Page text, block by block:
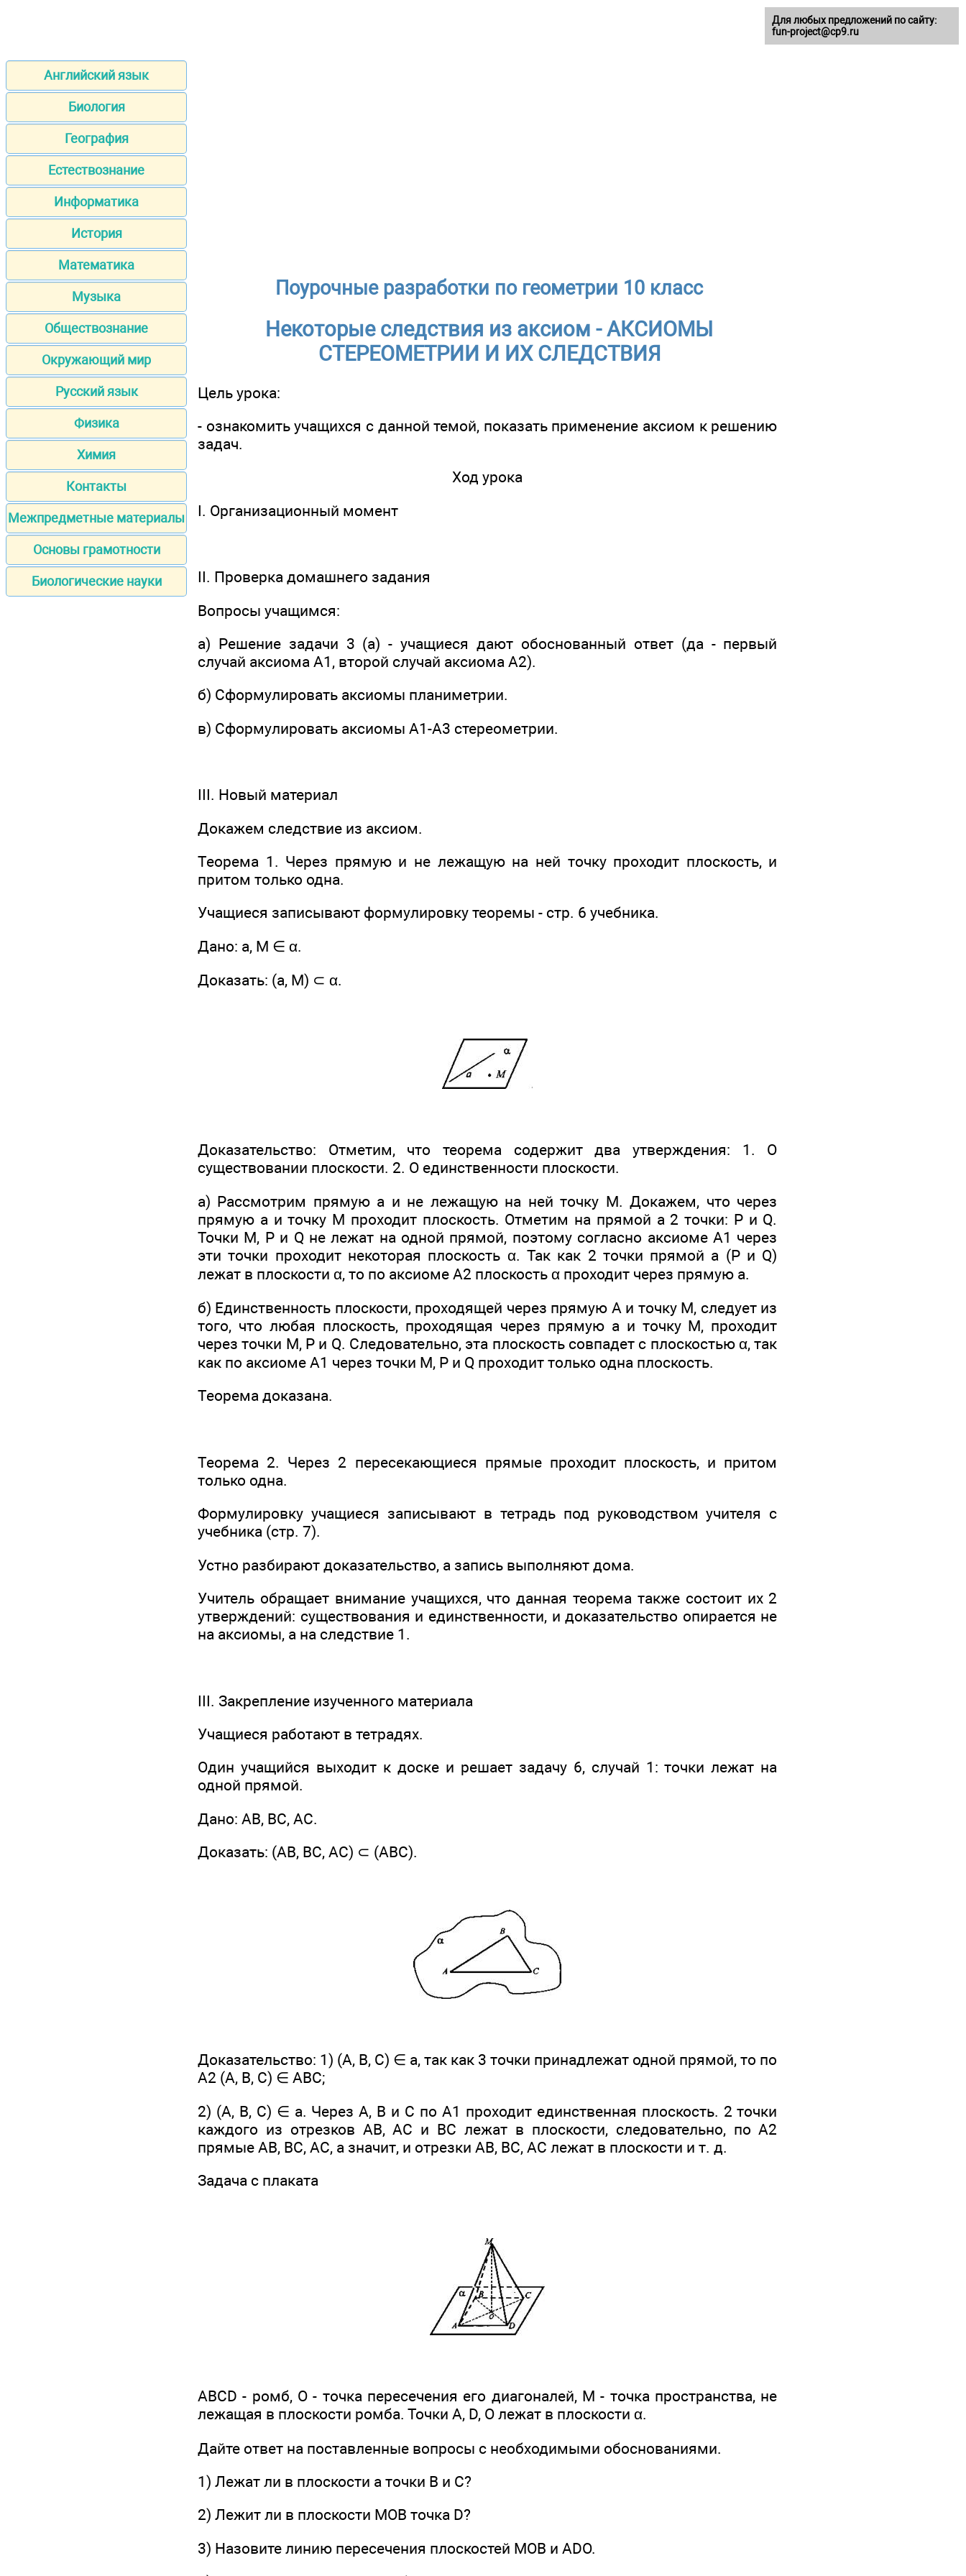
Английский язык
Биология
География
Естествознание
Информатика
История
Математика
Музыка
Обществознание
Окружающий мир
Русский язык
Физика
Химия
Контакты
Межпредметные материалы
Основы грамотности
Биологические науки
Поурочные разработки по геометрии 10 класс
Некоторые следствия из аксиом - АКСИОМЫ
СТЕРЕОМЕТРИИ И ИХ СЛЕДСТВИЯ
Цель урока:
- ознакомить учащихся с данной темой, показать применение аксиом к решению
задач.
Ход урока
I. Организационный момент
II. Проверка домашнего задания
Вопросы учащимся:
а) Решение задачи 3 (a) - учащиеся дают обоснованный ответ (да - первый
случай аксиома А1, второй случай аксиома А2).
б) Сформулировать аксиомы планиметрии.
в) Сформулировать аксиомы A1-A3 стереометрии.
III. Новый материал
Докажем следствие из аксиом.
Теорема 1. Через прямую и не лежащую на ней точку проходит плоскость, и
притом только одна.
Учащиеся записывают формулировку теоремы - стр. 6 учебника.
Дано: а, М ∈ α.
Доказать: (а, М) ⊂ α.
Доказательство: Отметим, что теорема содержит два утверждения: 1. О
существовании плоскости. 2. О единственности плоскости.
а) Рассмотрим прямую а и не лежащую на ней точку М. Докажем, что через
прямую а и точку М проходит плоскость. Отметим на прямой а 2 точки: P и Q.
Точки М, Р и Q не лежат на одной прямой, поэтому согласно аксиоме A1 через
эти точки проходит некоторая плоскость α. Так как 2 точки прямой а (Р и Q)
лежат в плоскости α, то по аксиоме А2 плоскость α проходит через прямую а.
б) Единственность плоскости, проходящей через прямую А и точку М, следует из
того, что любая плоскость, проходящая через прямую а и точку М, проходит
через точки М, Р и Q. Следовательно, эта плоскость совпадет с плоскостью α, так
как по аксиоме А1 через точки М, P и Q проходит только одна плоскость.
Теорема доказана.
Теорема 2. Через 2 пересекающиеся прямые проходит плоскость, и притом
только одна.
Формулировку учащиеся записывают в тетрадь под руководством учителя с
учебника (стр. 7).
Устно разбирают доказательство, а запись выполняют дома.
Учитель обращает внимание учащихся, что данная теорема также состоит их 2
утверждений: существования и единственности, и доказательство опирается не
на аксиомы, а на следствие 1.
III. Закрепление изученного материала
Учащиеся работают в тетрадях.
Один учащийся выходит к доске и решает задачу 6, случай 1: точки лежат на
одной прямой.
Дано: АВ, ВС, АС.
Доказать: (АВ, ВС, AC) ⊂ (ABC).
Доказательство: 1) (А, В, С) ∈ а, так как 3 точки принадлежат одной прямой, то по
А2 (А, В, С) ∈ АВС;
2) (А, В, С) ∈ а. Через А, В и С по А1 проходит единственная плоскость. 2 точки
каждого из отрезков АВ, АС и ВС лежат в плоскости, следовательно, по А2
прямые АВ, ВС, АС, а значит, и отрезки АВ, ВС, АС лежат в плоскости и т. д.
Задача с плаката
ABCD - ромб, О - точка пересечения его диагоналей, М - точка пространства, не
лежащая в плоскости ромба. Точки A, D, О лежат в плоскости α.
Дайте ответ на поставленные вопросы с необходимыми обоснованиями.
1) Лежат ли в плоскости а точки В и С?
2) Лежит ли в плоскости МОВ точка D?
3) Назовите линию пересечения плоскостей МОВ и ADO.
Для любых предложений по сайту:
fun-project@cp9.ru